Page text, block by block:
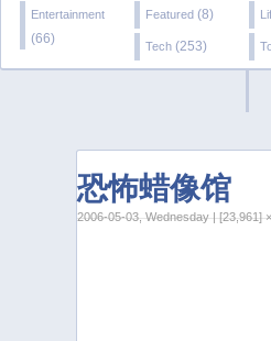
Entertainment
(66)
Featured (8)
Tech (253)
恐怖蜡像馆
2006-05-03, Wednesday | [23,961]